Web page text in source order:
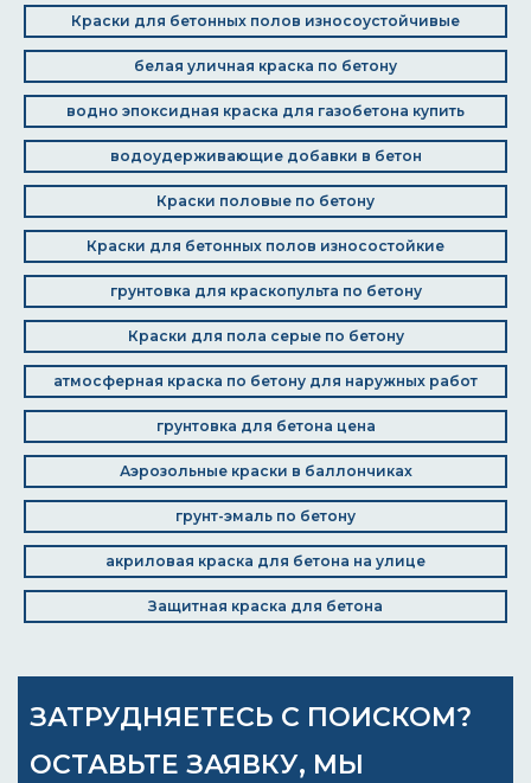
Краски для бетонных полов износоустойчивые
белая уличная краска по бетону
водно эпоксидная краска для газобетона купить
водоудерживающие добавки в бетон
Краски половые по бетону
Краски для бетонных полов износостойкие
грунтовка для краскопульта по бетону
Краски для пола серые по бетону
атмосферная краска по бетону для наружных работ
грунтовка для бетона цена
Аэрозольные краски в баллончиках
грунт-эмаль по бетону
акриловая краска для бетона на улице
Защитная краска для бетона
ЗАТРУДНЯЕТЕСЬ С ПОИСКОМ?
ОСТАВЬТЕ ЗАЯВКУ, МЫ